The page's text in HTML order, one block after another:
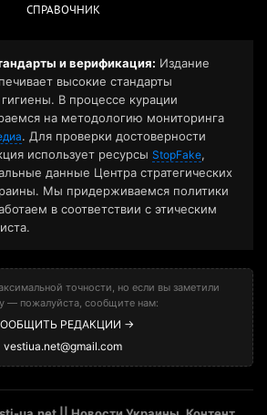
СПРАВОЧНИК
и верификация: Издание
высокие стандарты
В процессе курации
на методологию мониторинга
. Для проверки достоверности
использует ресурсы StopFake,
данные Центра стратегических
Мы придерживаемся политики
в соответствии с этическим
точности, но если вы заметили
— пожалуйста, сообщите нам:
РЕДАКЦИИ →
vestiua.net@gmail.com